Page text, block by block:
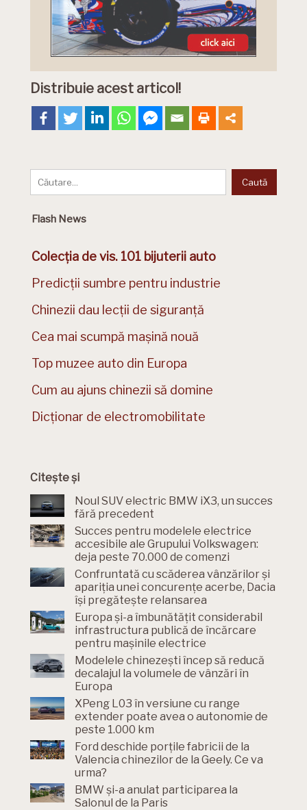
Distribuie acest articol!
Flash News
Colecția de vis. 101 bijuterii auto
Predicții sumbre pentru industrie
Chinezii dau lecții de siguranță
Cea mai scumpă mașină nouă
Top muzee auto din Europa
Cum au ajuns chinezii să domine
Dicționar de electromobilitate
Citește și
Noul SUV electric BMW iX3, un succes
fără precedent
Succes pentru modelele electrice
accesibile ale Grupului Volkswagen:
deja peste 70.000 de comenzi
Confruntată cu scăderea vânzărilor și
apariția unei concurențe acerbe, Dacia
își pregătește relansarea
Europa și-a îmbunătățit considerabil
infrastructura publică de încărcare
pentru mașinile electrice
Modelele chinezești încep să reducă
decalajul la volumele de vânzări în
Europa
XPeng L03 în versiune cu range
extender poate avea o autonomie de
peste 1.000 km
Ford deschide porțile fabricii de la
Valencia chinezilor de la Geely. Ce va
urma?
BMW și-a anulat participarea la
Salonul de la Paris